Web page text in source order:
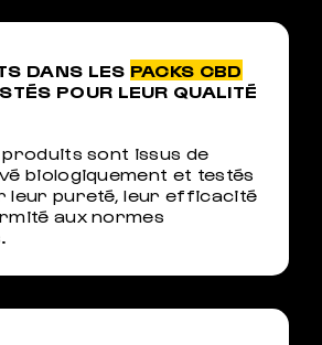
DANS LES PACKS CBD
POUR LEUR QUALITÉ
produits sont issus de
biologiquement et testés
leur pureté, leur efficacité
aux normes